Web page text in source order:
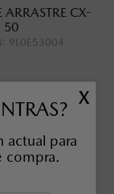
X
actual para
compra.
ARRASTRE CX-
50
: 9L0E53004